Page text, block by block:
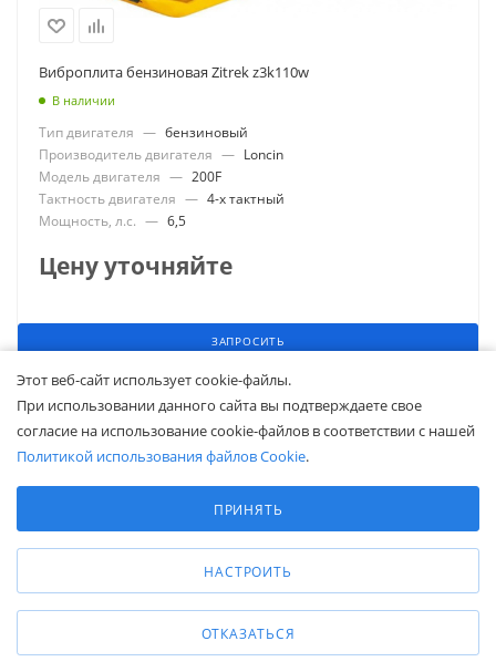
Виброплита бензиновая Zitrek z3k110w
В наличии
Тип двигателя — бензиновый
Производитель двигателя — Loncin
Модель двигателя — 200F
Тактность двигателя — 4-х тактный
Мощность, л.с. — 6,5
Цену уточняйте
ЗАПРОСИТЬ
ПОКАЗАТЬ ЕЩЕ
1 2 3
Подпишитесь и будьте в курсе!
Акции, скидки, распродажи ждут!
Этот веб-сайт использует cookie-файлы.
При использовании данного сайта вы подтверждаете свое
согласие на использование cookie-файлов в соответствии с нашей
Политикой использования файлов Cookie.
Аналитические/Функциональные
ПРИНЯТЬ
НАСТРОИТЬ
ОТКАЗАТЬСЯ